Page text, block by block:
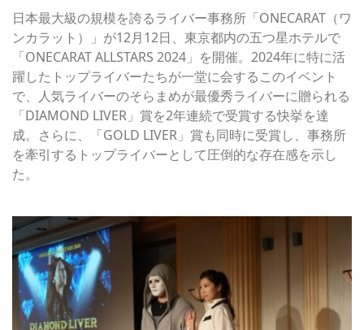
日本最大級の規模を誇るライバー事務所「ONECARAT（ワ
ンカラット）」が12月12日、東京都内の五つ星ホテルで
「ONECARAT ALLSTARS 2024」を開催。2024年に特に活
躍したトップライバーたちが一堂に会するこのイベント
で、人気ライバーのそらまめが最優秀ライバーに贈られる
「DIAMOND LIVER」賞を2年連続で受賞する快挙を達
成。さらに、「GOLD LIVER」賞も同時に受賞し、事務所
を牽引するトップライバーとして圧倒的な存在感を示し
た。